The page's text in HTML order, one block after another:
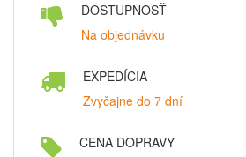
DOSTUPNOSŤ
Na objednávku
EXPEDÍCIA
Zvyčajne do 7 dní
CENA DOPRAVY